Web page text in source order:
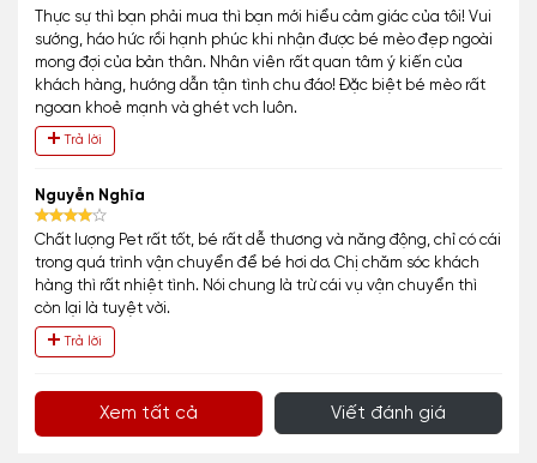
Thực sự thì bạn phải mua thì bạn mới hiểu cảm giác của tôi! Vui
sướng, háo hức rồi hạnh phúc khi nhận được bé mèo đẹp ngoài
mong đợi của bản thân. Nhân viên rất quan tâm ý kiến của
khách hàng, hướng dẫn tận tình chu đáo! Đặc biệt bé mèo rất
ngoan khoẻ mạnh và ghét vch luôn.
Trả lời
Nguyễn Nghĩa
Chất lượng Pet rất tốt, bé rất dễ thương và năng động, chỉ có cái
trong quá trình vận chuyển để bé hơi dơ. Chị chăm sóc khách
hàng thì rất nhiệt tình. Nói chung là trừ cái vụ vận chuyển thì
còn lại là tuyệt vời.
Trả lời
Xem tất cả Viết đánh giá